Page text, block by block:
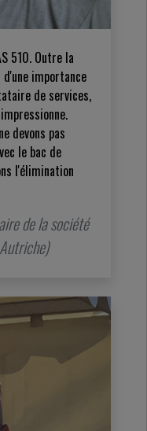
510. Outre la
importance
de services,
devons pas
le bac de
l'élimination
de la société